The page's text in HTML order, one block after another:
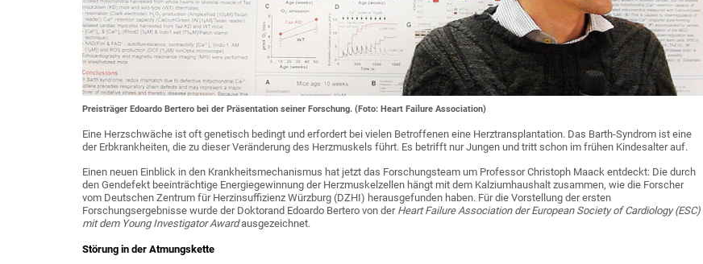
Preisträger Edoardo Bertero bei der Präsentation seiner Forschung. (Foto: Heart Failure Association)
Eine Herzschwäche ist oft genetisch bedingt und erfordert bei vielen Betroffenen eine Herztransplantation. Das Barth-Syndrom ist eine
der Erbkrankheiten, die zu dieser Veränderung des Herzmuskels führt. Es betrifft nur Jungen und tritt schon im frühen Kindesalter auf.
Einen neuen Einblick in den Krankheitsmechanismus hat jetzt das Forschungsteam um Professor Christoph Maack entdeckt: Die durch
den Gendefekt beeinträchtige Energiegewinnung der Herzmuskelzellen hängt mit dem Kalziumhaushalt zusammen, wie die Forscher
vom Deutschen Zentrum für Herzinsuffizienz Würzburg (DZHI) herausgefunden haben. Für die Vorstellung der ersten
Forschungsergebnisse wurde der Doktorand Edoardo Bertero von der Heart Failure Association der European Society of Cardiology (ESC)
mit dem Young Investigator Awardausgezeichnet.
Störung in der Atmungskette